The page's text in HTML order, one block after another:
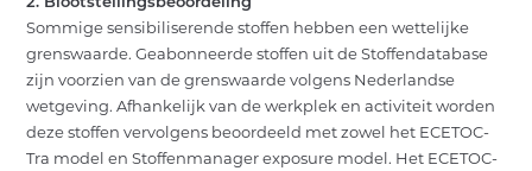
Sommige sensibiliserende stoffen hebben een wettelijke
grenswaarde. Geabonneerde stoffen uit de Stoffendatabase
zijn voorzien van de grenswaarde volgens Nederlandse
wetgeving. Afhankelijk van de werkplek en activiteit worden
deze stoffen vervolgens beoordeeld met zowel het ECETOC-
Tra model en Stoffenmanager exposure model. Het ECETOC-